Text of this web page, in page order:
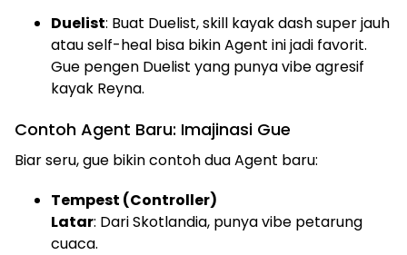
Duelist: Buat Duelist, skill kayak dash super jauh
atau self-heal bisa bikin Agent ini jadi favorit.
Gue pengen Duelist yang punya vibe agresif
kayak Reyna.
Contoh Agent Baru: Imajinasi Gue
Biar seru, gue bikin contoh dua Agent baru:
Tempest (Controller)
Latar: Dari Skotlandia, punya vibe petarung
cuaca.